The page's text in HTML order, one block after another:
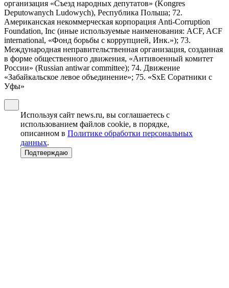
организация «Съезд народных депутатов» (Kongres
Deputowanych Ludowych), Республика Польша; 72.
Американская некоммерческая корпорация Anti-Corruption
Foundation, Inc (иные используемые наименования: ACF, ACF
international, «Фонд борьбы с коррупцией, Инк.»); 73.
Международная неправительственная организация, созданная
в форме общественного движения, «Антивоенный комитет
России» (Russian antiwar committee); 74. Движение
«Забайкальское левое объединение»; 75. «SxE Соратники с
Уфы»
Используя сайт news.ru, вы соглашаетесь с
использованием файлов cookie, в порядке,
описанном в Политике обработки персональных
данных.
Подтверждаю